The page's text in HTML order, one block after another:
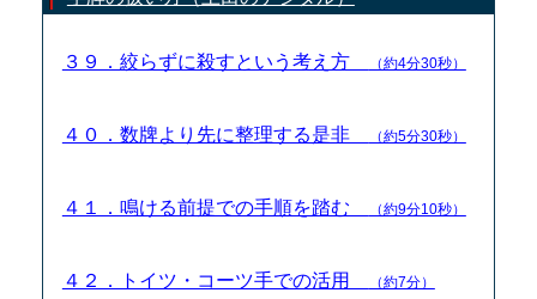
３９．絞らずに殺すという考え方 （約4分30秒）
４０．数牌より先に整理する是非 （約5分30秒）
４１．鳴ける前提での手順を踏む （約9分10秒）
４２．トイツ・コーツ手での活用 （約7分）